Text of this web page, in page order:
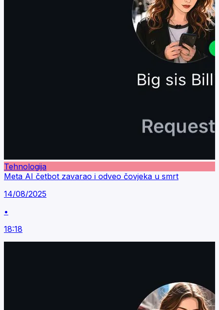
Tehnologija
Meta AI četbot zavarao i odveo čovjeka u smrt
14/08/2025
•
18:18